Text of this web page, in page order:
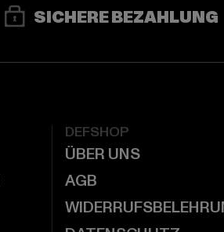
SICHERE BEZAHLUNG
DEFSHOP
ÜBER UNS
AGB